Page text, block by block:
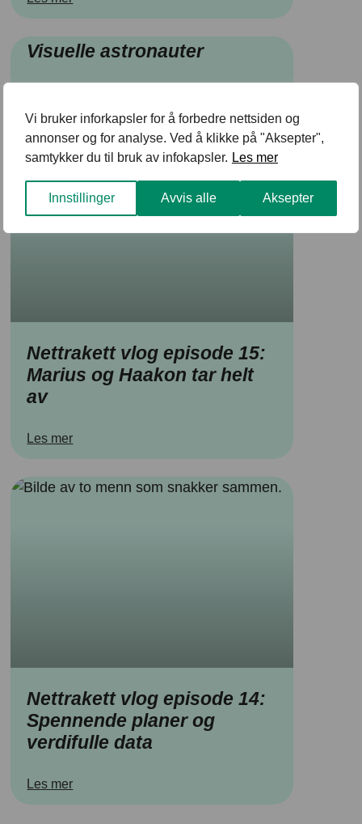
Vi bruker inforkapsler for å forbedre nettsiden og
annonser og for analyse. Ved å klikke på "Aksepter",
samtykker du til bruk av infokapsler. Les mer
Innstillinger Avvis alle Aksepter
Visuelle astronauter
Nettrakett vlog episode 15:
Marius og Haakon tar helt
av
Les mer
Nettrakett vlog episode 14:
Spennende planer og
verdifulle data
Les mer